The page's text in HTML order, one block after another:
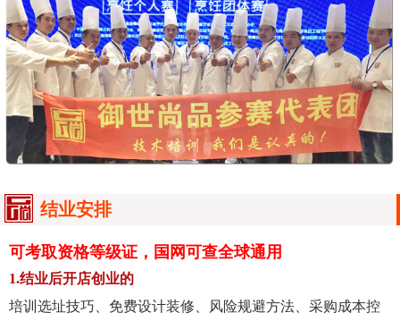
结业安排
可考取资格等级证，国网可查全球通用
1.结业后开店创业的
培训选址技巧、免费设计装修、风险规避方法、采购成本控